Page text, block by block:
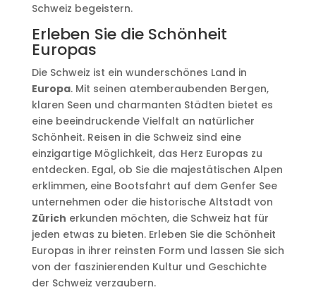
Schweiz begeistern.
Erleben Sie die Schönheit
Europas
Die Schweiz ist ein wunderschönes Land in
Europa. Mit seinen atemberaubenden Bergen,
klaren Seen und charmanten Städten bietet es
eine beeindruckende Vielfalt an natürlicher
Schönheit. Reisen in die Schweiz sind eine
einzigartige Möglichkeit, das Herz Europas zu
entdecken. Egal, ob Sie die majestätischen Alpen
erklimmen, eine Bootsfahrt auf dem Genfer See
unternehmen oder die historische Altstadt von
Zürich erkunden möchten, die Schweiz hat für
jeden etwas zu bieten. Erleben Sie die Schönheit
Europas in ihrer reinsten Form und lassen Sie sich
von der faszinierenden Kultur und Geschichte
der Schweiz verzaubern.